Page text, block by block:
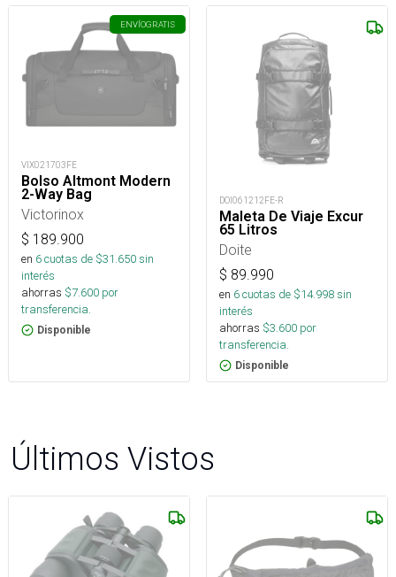
ENVÍOGRATIS
VIX021703FE
Bolso Altmont Modern
2-Way Bag
Victorinox
$ 189.900
en 6cuotas de $31.650sin
interés
ahorras $7.600 por
transferencia.
Disponible
DOI061212FE-R
Maleta De Viaje Excur
65 Litros
Doite
$ 89.990
en 6cuotas de $14.998sin
interés
ahorras $3.600 por
transferencia.
Disponible
Últimos Vistos